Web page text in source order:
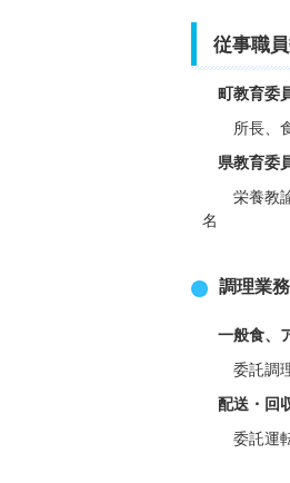
従事職
町教育委
所長、
県教育委
名
調理業務
一般食、
委託
配送・回
委託